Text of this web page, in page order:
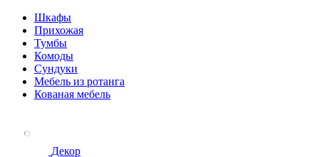
Шкафы
Прихожая
Тумбы
Комоды
Сундуки
Мебель из ротанга
Кованая мебель
Декор